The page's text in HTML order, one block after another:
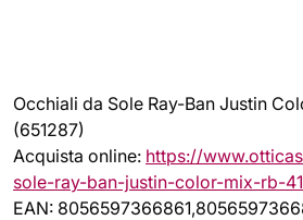
Occhiali da Sole Ray-Ban Justin
(651287)
Acquista online: https://
sole-ray-ban-justin-color-mix-rb-
EAN: